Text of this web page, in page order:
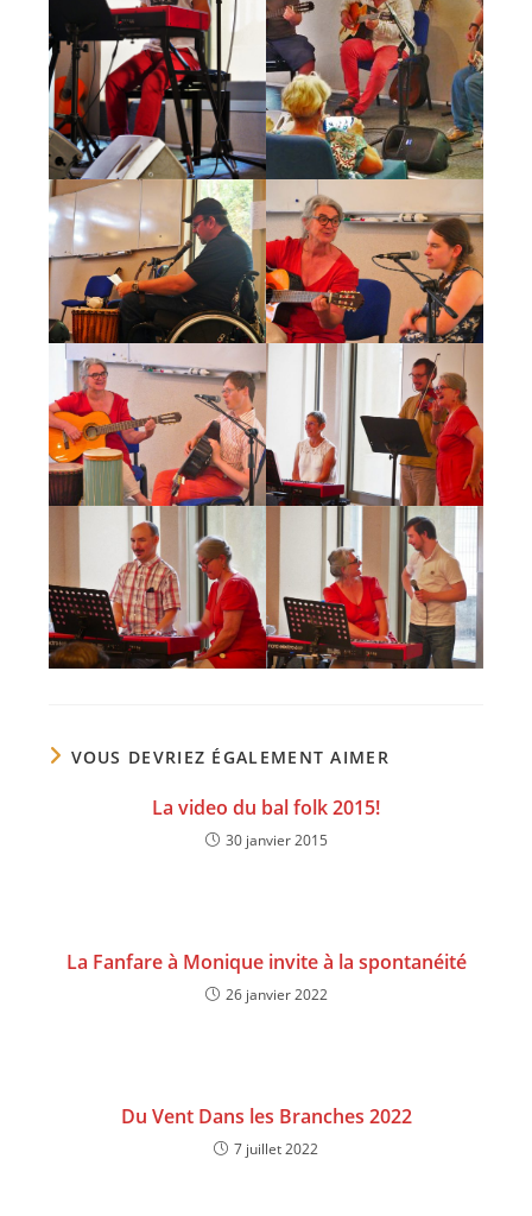
VOUS DEVRIEZ ÉGALEMENT AIMER
La video du bal folk 2015!
30 janvier 2015
La Fanfare à Monique invite à la spontanéité
26 janvier 2022
Du Vent Dans les Branches 2022
7 juillet 2022